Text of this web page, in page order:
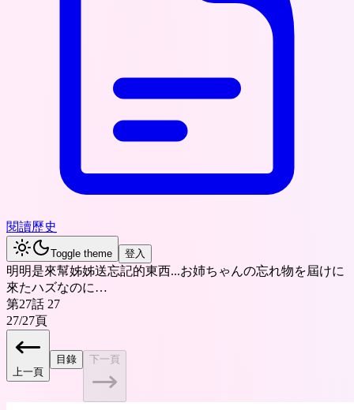
閱讀歷史
Toggle theme 登入
明明是來幫姊姊送忘記的東西...お姉ちゃんの忘れ物を屆けに
來たハズなのに…
第27話 27
27/27頁
上一頁
目錄 下一頁